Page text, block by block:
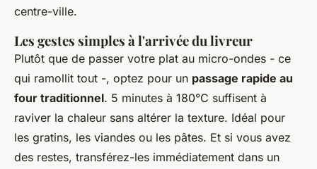
centre-ville.
Les gestes simples à l'arrivée du livreur
Plutôt que de passer votre plat au micro-ondes - ce
qui ramollit tout -, optez pour un passage rapide au
four traditionnel. 5 minutes à 180°C suffisent à
raviver la chaleur sans altérer la texture. Idéal pour
les gratins, les viandes ou les pâtes. Et si vous avez
des restes, transférez-les immédiatement dans un